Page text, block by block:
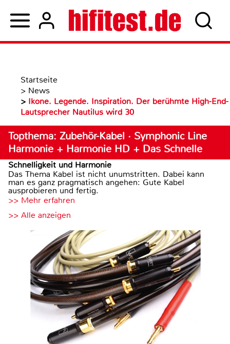
Startseite
> News
> Ikone. Legende. Inspiration. Der berühmte High-End-
Lautsprecher Nautilus wird 30
Topthema: Zubehör-Kabel · Symphonic Line
Harmonie + Harmonie HD + Das Schnelle
Schnelligkeit und Harmonie
Das Thema Kabel ist nicht unumstritten. Dabei kann
man es ganz pragmatisch angehen: Gute Kabel
ausprobieren und fertig.
>> Mehr erfahren
>> Alle anzeigen